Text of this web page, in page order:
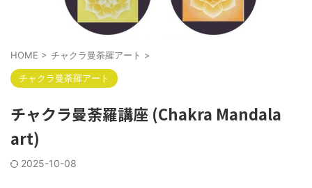
HOME > チャクラ曼荼羅アート >
チャクラ曼荼羅アート
チャクラ曼荼羅講座 (Chakra Mandala
art)
2025-10-08